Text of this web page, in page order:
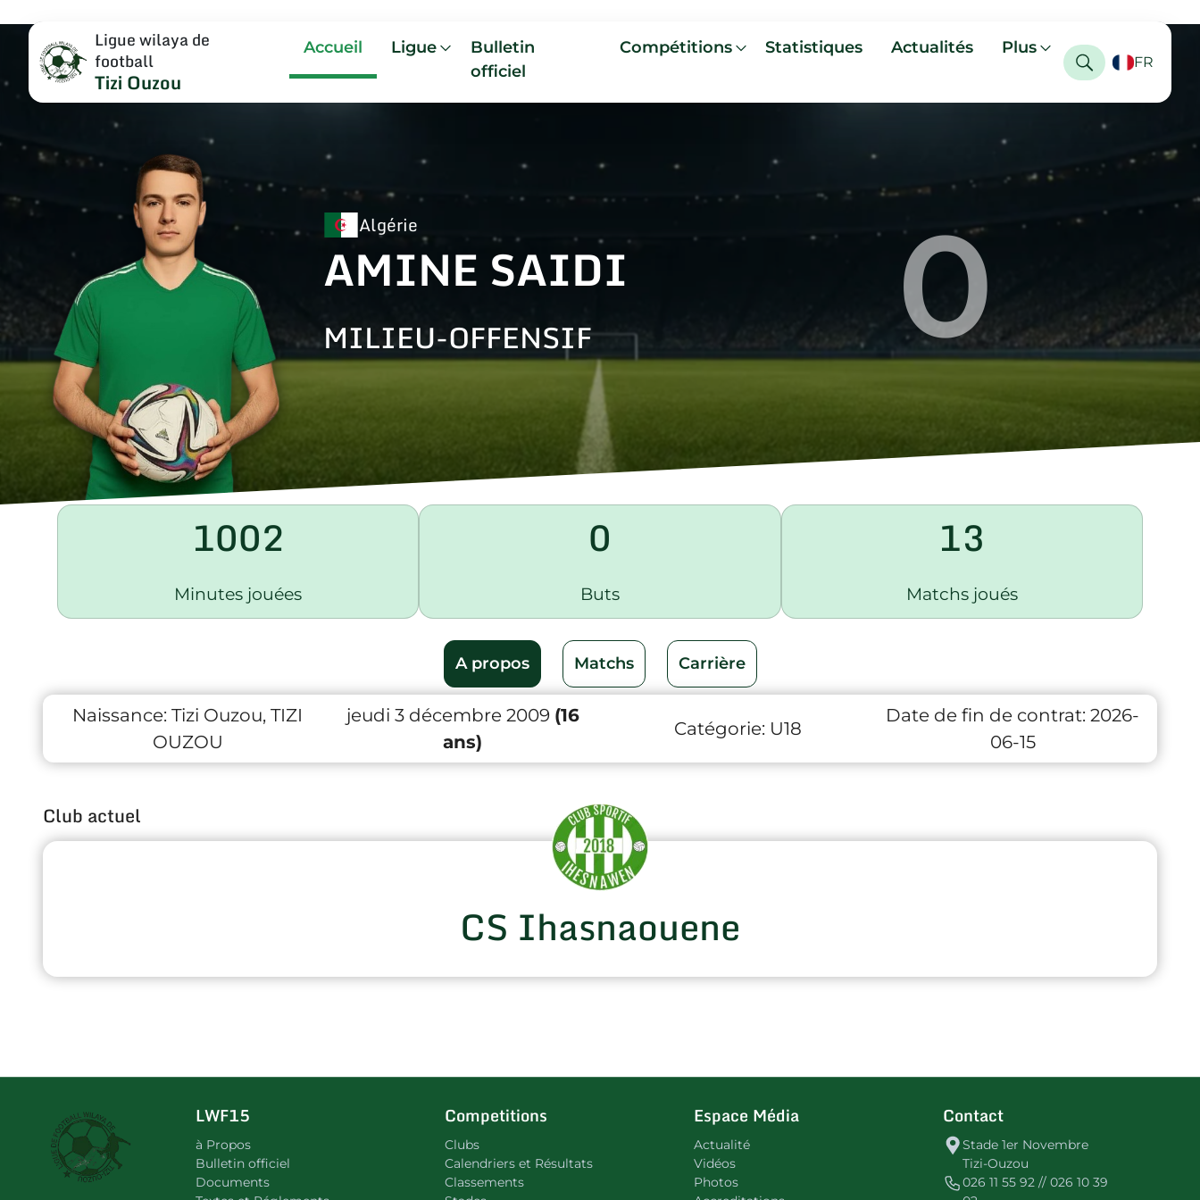
Ligue wilaya de
football
Tizi Ouzou
Accueil Ligue
Bulletin
officiel
Compétitions Statistiques Actualités Plus
FR
Algérie
AMINE SAIDI
MILIEU-OFFENSIF 0
1002
Minutes jouées
0
Buts
13
Matchs joués
A propos Matchs Carrière
Naissance: Tizi Ouzou, TIZI
OUZOU
jeudi 3 décembre 2009 (16
ans)
Catégorie: U18
Date de fin de contrat: 2026-
06-15
Club actuel
CS Ihasnaouene
LWF15
à Propos
Bulletin officiel
Documents
Competitions
Clubs
Calendriers et Résultats
Classements
Espace Média
Actualité
Vidéos
Photos
Contact
Stade 1er Novembre
Tizi-Ouzou
026 11 55 92 // 026 10 39